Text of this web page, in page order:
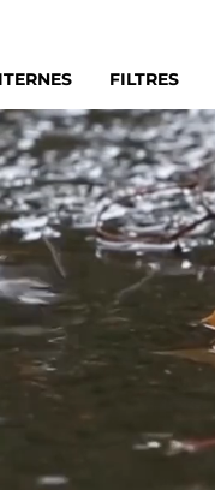
FILTRES